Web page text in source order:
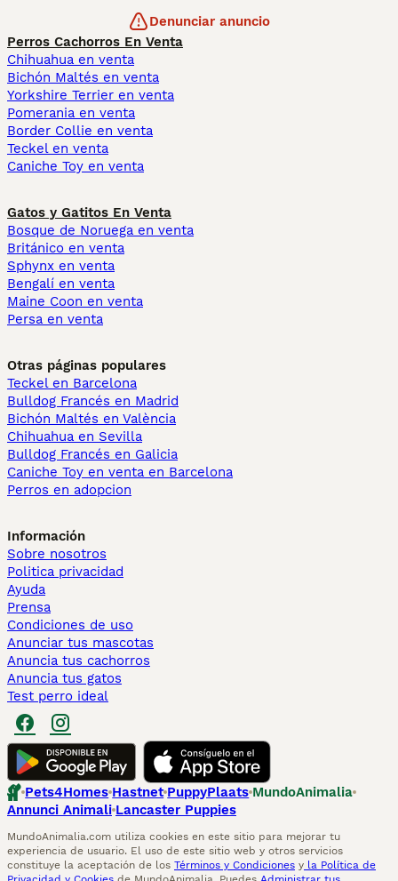
Denunciar anuncio
Perros Cachorros En Venta
Chihuahua en venta
Bichón Maltés en venta
Yorkshire Terrier en venta
Pomerania en venta
Border Collie en venta
Teckel en venta
Caniche Toy en venta
Gatos y Gatitos En Venta
Bosque de Noruega en venta
Británico en venta
Sphynx en venta
Bengalí en venta
Maine Coon en venta
Persa en venta
Otras páginas populares
Teckel en Barcelona
Bulldog Francés en Madrid
Bichón Maltés en València
Chihuahua en Sevilla
Bulldog Francés en Galicia
Caniche Toy en venta en Barcelona
Perros en adopcion
Información
Sobre nosotros
Politica privacidad
Ayuda
Prensa
Condiciones de uso
Anunciar tus mascotas
Anuncia tus cachorros
Anuncia tus gatos
Test perro ideal
Pets4Homes Hastnet PuppyPlaats MundoAnimalia
Annunci Animali Lancaster Puppies
MundoAnimalia.com utiliza cookies en este sitio para mejorar tu
experiencia de usuario. El uso de este sitio web y otros servicios
constituye la aceptación de los Términos y Condiciones y la Política de